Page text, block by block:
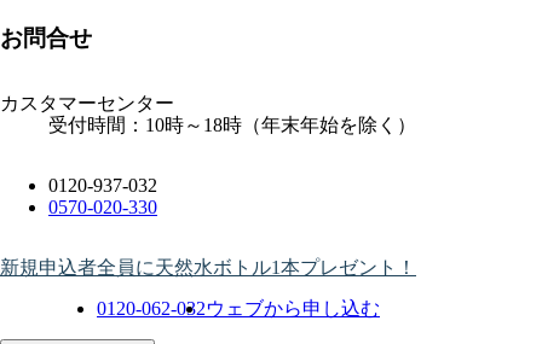
お問合せ
カスタマーセンター
受付時間：10時～18時（年末年始を除く）
0120-937-032
0570-020-330
新規申込者全員に天然水ボトル1本プレゼント！
0120-062-032ウェブから申し込む